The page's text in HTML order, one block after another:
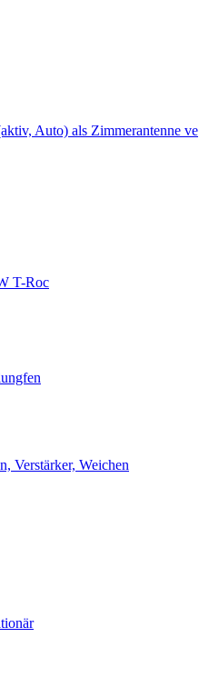
Auto) als Zimmerantenne ve
T-Roc
Verstärker, Weichen